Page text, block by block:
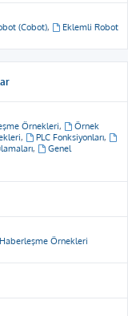
(Cobot),
Eklemli Robot
Örnekleri,
Örnek
, PLC Fonksiyonları,
,
Genel
Haberleşme Örnekleri